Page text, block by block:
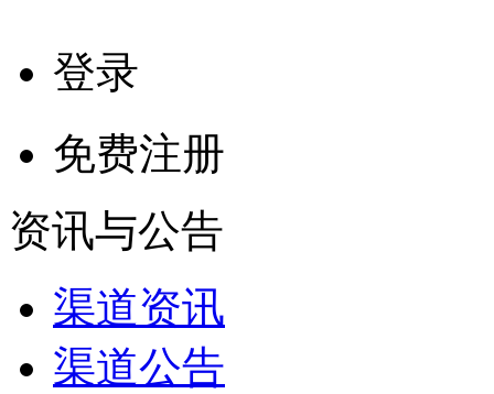
登录
免费注册
资讯与公告
渠道资讯
渠道公告